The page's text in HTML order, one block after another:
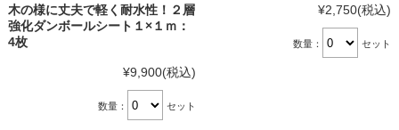
木の様に丈夫で軽く耐水性！２層
強化ダンボールシート１×１ｍ：
4枚
¥9,900(税込)
数量： セット
¥2,750(税込)
数量： セット